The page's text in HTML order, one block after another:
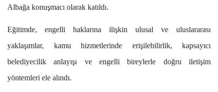
Albağa konuşmacı olarak katıldı.
Eğitimde, engelli haklarına ilişkin ulusal ve uluslararası
yaklaşımlar, kamu hizmetlerinde erişilebilirlik, kapsayıcı
belediyecilik anlayışı ve engelli bireylerle doğru iletişim
yöntemleri ele alındı.